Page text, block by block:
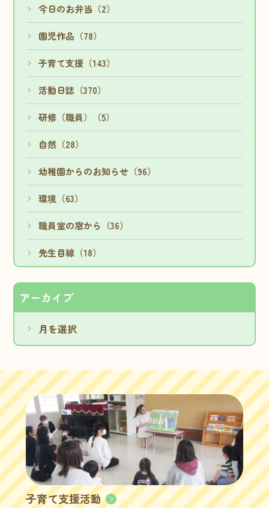
今日のお弁当（2）
園児作品（78）
子育て支援（143）
活動日誌（370）
研修（職員）（5）
自然（28）
幼稚園からのお知らせ（96）
環境（63）
職員室の窓から（36）
先生目線（18）
アーカイブ
子育て支援活動